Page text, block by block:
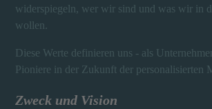
widerspiegeln, wer wir sind und was wir in
wollen.
Diese Werte definieren uns - als
Pioniere in der Zukunft der personalisierten
Zweck und Vision